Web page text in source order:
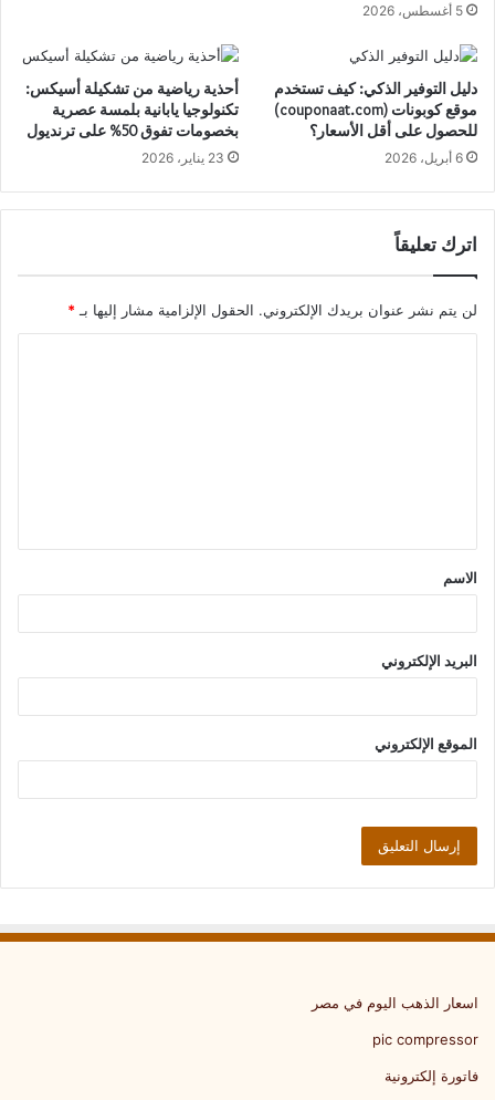
5 أغسطس، 2026
دليل التوفير الذكي: كيف تستخدم
موقع كوبونات (couponaat.com)
للحصول على أقل الأسعار؟
6 أبريل، 2026
أحذية رياضية من تشكيلة أسيكس:
تكنولوجيا يابانية بلمسة عصرية
بخصومات تفوق 50% على ترنديول
23 يناير، 2026
اترك تعليقاً
لن يتم نشر عنوان بريدك الإلكتروني. الحقول الإلزامية مشار إليها بـ *
ق
*
الاسم
البريد الإلكتروني
الموقع الإلكتروني
اسعار الذهب اليوم في مصر
pic compressor
فاتورة إلكترونية